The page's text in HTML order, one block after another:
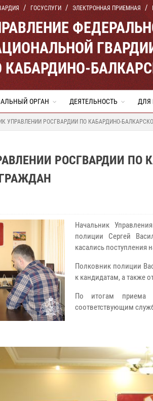
ГОСУСЛУГИ ЭЛЕКТРОННАЯ ПРИЕМНАЯ
КАБАРДИНО-
ОРГАН ДЕЯТЕЛЬНОСТЬ ДЛЯ
УПРАВЛЕНИИ РОСГВАРДИИ ПО КАБАРДИНО-
РОСГВАРДИИ ПО
Начальник
полиции Сергей
касались поступления
Полковник полиции
к кандидатам, а также
По итогам приема
соответствующим